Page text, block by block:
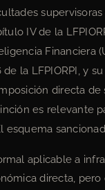
IV de la
Financiera
la LFPIORPI, y
directa
es relevante
esquema
aplicable a
directa,